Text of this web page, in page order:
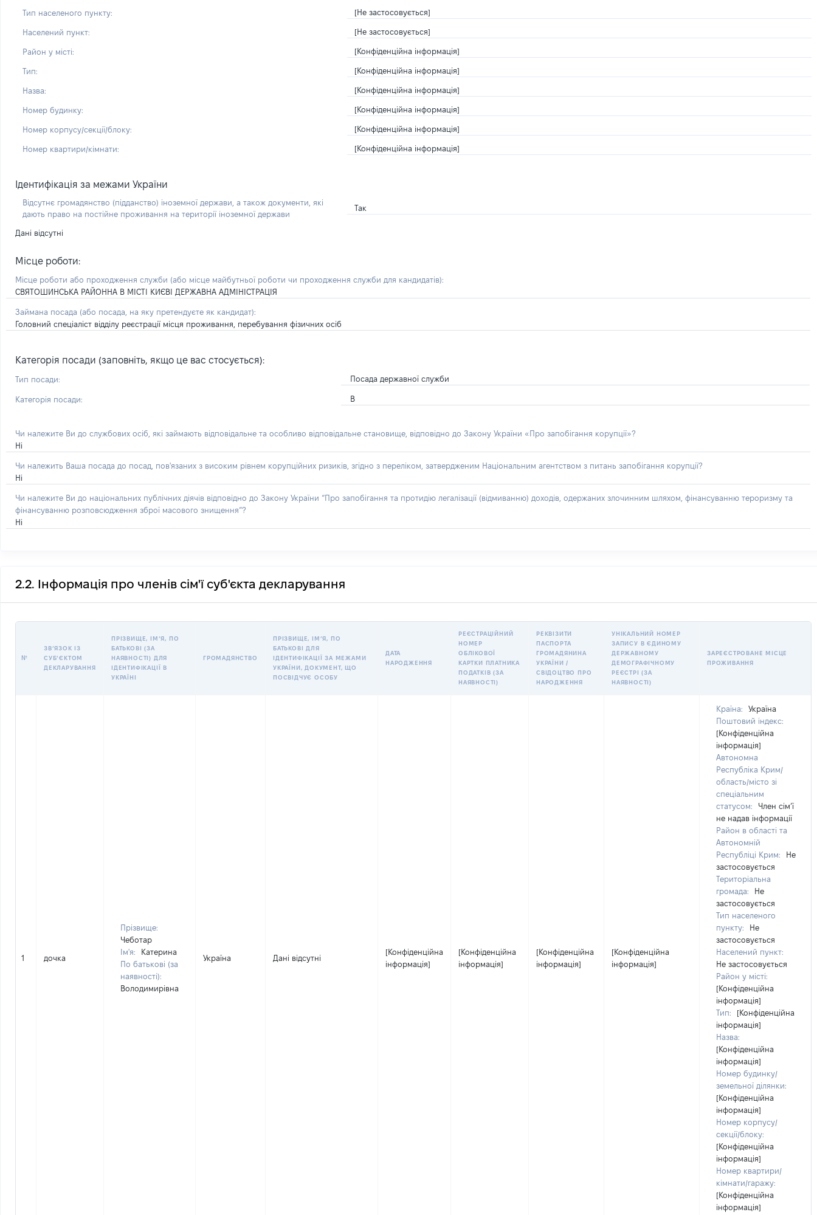
Тип населеного пункту: [Не застосовується]
Населений пункт: [Не застосовується]
Район у місті: [Конфіденційна інформація]
Тип: [Конфіденційна інформація]
Назва: [Конфіденційна інформація]
Номер будинку: [Конфіденційна інформація]
Номер корпусу/секції/блоку: [Конфіденційна інформація]
Номер квартири/кімнати: [Конфіденційна інформація]
Ідентифікація за межами України
Відсутнє громадянство (підданство) іноземної держави, а також документи, які
дають право на постійне проживання на території іноземної держави
Так
Дані відсутні
Місце роботи:
Місце роботи або проходження служби (або місце майбутньої роботи чи проходження служби для кандидатів):
СВЯТОШИНСЬКА РАЙОННА В МІСТІ КИЄВІ ДЕРЖАВНА АДМІНІСТРАЦІЯ
Займана посада (або посада, на яку претендуєте як кандидат):
Головний спеціаліст відділу реєстрації місця проживання, перебування фізичних осіб
Категорія посади (заповніть, якщо це вас стосується):
Тип посади: Посада державної служби
Категорія посади: В
Чи належите Ви до службових осіб, які займають відповідальне та особливо відповідальне становище, відповідно до Закону України «Про запобігання корупції»?
Ні
Чи належить Ваша посада до посад, пов'язаних з високим рівнем корупційних ризиків, згідно з переліком, затвердженим Національним агентством з питань запобігання корупції?
Ні
Чи належите Ви до національних публічних діячів відповідно до Закону України “Про запобігання та протидію легалізації (відмиванню) доходів, одержаних злочинним шляхом, фінансуванню тероризму та
фінансуванню розповсюдження зброї масового знищення”?
Ні
2.2. Інформація про членів сім'ї суб'єкта декларування
№
ЗВʼЯЗОК ІЗ
СУБʼЄКТОМ
ДЕКЛАРУВАННЯ
ПРІЗВИЩЕ, ІМʼЯ, ПО
БАТЬКОВІ (ЗА
НАЯВНОСТІ) ДЛЯ
ІДЕНТИФІКАЦІЇ В
УКРАЇНІ
ГРОМАДЯНСТВО
ПРІЗВИЩЕ, ІМʼЯ, ПО
БАТЬКОВІ ДЛЯ
ІДЕНТИФІКАЦІЇ ЗА МЕЖАМИ
УКРАЇНИ, ДОКУМЕНТ, ЩО
ПОСВІДЧУЄ ОСОБУ
ДАТА
НАРОДЖЕННЯ
РЕЄСТРАЦІЙНИЙ
НОМЕР
ОБЛІКОВОЇ
КАРТКИ ПЛАТНИКА
ПОДАТКІВ (ЗА
НАЯВНОСТІ)
РЕКВІЗИТИ
ПАСПОРТА
ГРОМАДЯНИНА
УКРАЇНИ /
СВІДОЦТВО ПРО
НАРОДЖЕННЯ
УНІКАЛЬНИЙ НОМЕР
ЗАПИСУ В ЄДИНОМУ
ДЕРЖАВНОМУ
ДЕМОГРАФІЧНОМУ
РЕЄСТРІ (ЗА
НАЯВНОСТІ)
ЗАРЕЄСТРОВАНЕ МІСЦЕ
ПРОЖИВАННЯ
1 дочка
Прізвище:
Чеботар
Ім'я:
Катерина
По батькові (за
наявності):
Володимирівна
Україна Дані відсутні
[Конфіденційна
інформація]
[Конфіденційна
інформація]
[Конфіденційна
інформація]
[Конфіденційна
інформація]
Країна:
Україна
Поштовий індекс:
[Конфіденційна
інформація]
Автономна
Республіка Крим/
область/місто зі
спеціальним
статусом:
Член сімʼї
не надав інформації
Район в області та
Автономній
Республіці Крим:
Не
застосовується
Територіальна
громада:
Не
застосовується
Тип населеного
пункту:
Не
застосовується
Населений пункт:
Не застосовується
Район у місті:
[Конфіденційна
інформація]
Тип:
[Конфіденційна
інформація]
Назва:
[Конфіденційна
інформація]
Номер будинку/
земельної ділянки:
[Конфіденційна
інформація]
Номер корпусу/
секції/блоку:
[Конфіденційна
інформація]
Номер квартири/
кімнати/гаражу:
[Конфіденційна
інформація]